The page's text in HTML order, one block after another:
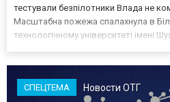
тестували безпілотники Влада не
Масштабна пожежа спалахнула в
технологічному університеті імені
СПЕЦТЕМА Новости ОТГ